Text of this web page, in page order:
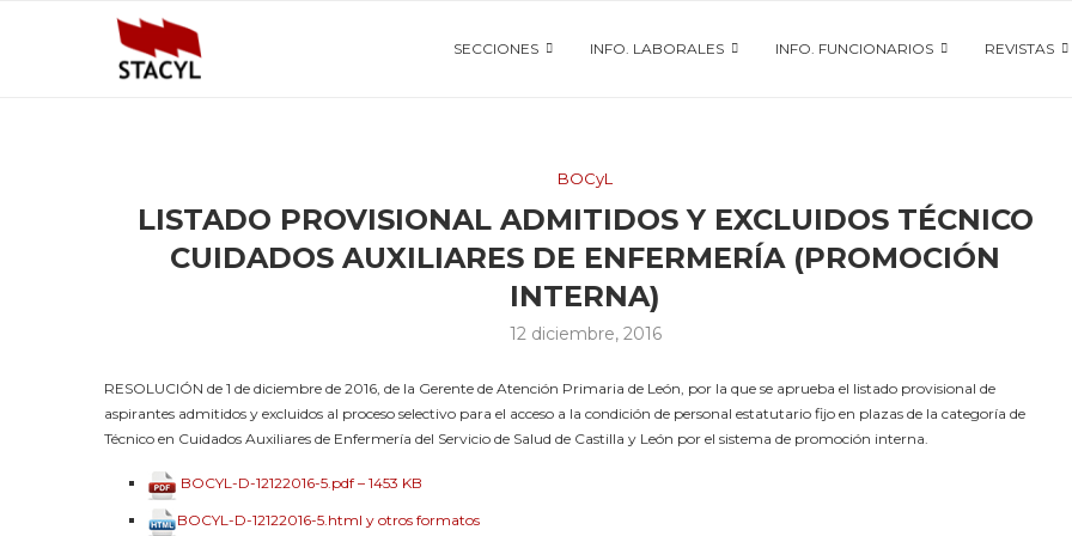
SECCIONES INFO. LABORALES INFO. FUNCIONARIOS REVISTAS
BOCyL
LISTADO PROVISIONAL ADMITIDOS Y EXCLUIDOS TÉCNICO
CUIDADOS AUXILIARES DE ENFERMERÍA (PROMOCIÓN
INTERNA)
12 diciembre, 2016
RESOLUCIÓN de 1 de diciembre de 2016, de la Gerente de Atención Primaria de León, por la que se aprueba el listado provisional de
aspirantes admitidos y excluidos al proceso selectivo para el acceso a la condición de personal estatutario fijo en plazas de la categoría de
Técnico en Cuidados Auxiliares de Enfermería del Servicio de Salud de Castilla y León por el sistema de promoción interna.
BOCYL-D-12122016-5.pdf – 1453 KB
BOCYL-D-12122016-5.html y otros formatos